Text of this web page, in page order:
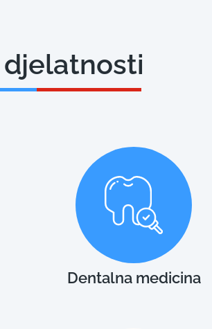
djelatnosti
Dentalna medicina